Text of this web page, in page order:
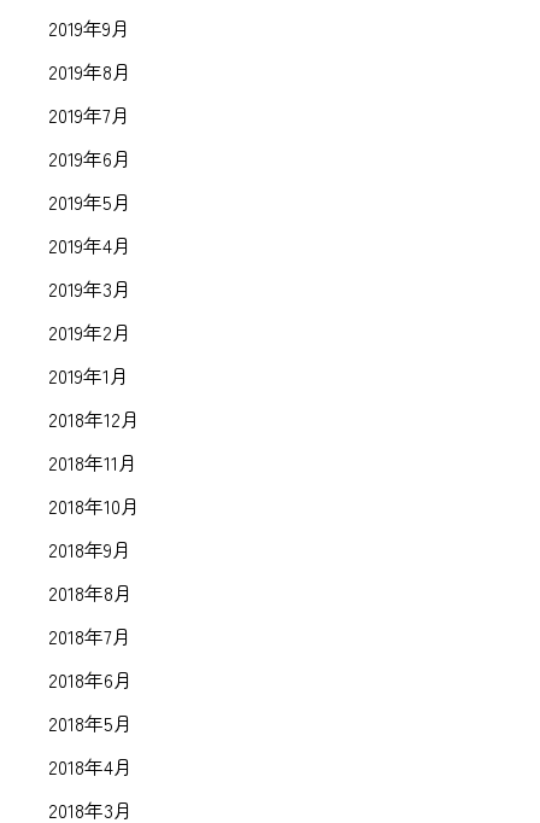
2019年9月
2019年8月
2019年7月
2019年6月
2019年5月
2019年4月
2019年3月
2019年2月
2019年1月
2018年12月
2018年11月
2018年10月
2018年9月
2018年8月
2018年7月
2018年6月
2018年5月
2018年4月
2018年3月